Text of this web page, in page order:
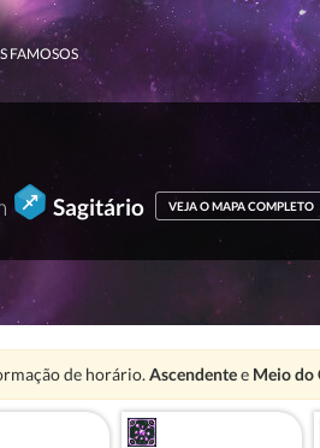
FAMOSOS
Sagitário VEJA O MAPA COMPLETO
de horário. Ascendentee Meio do